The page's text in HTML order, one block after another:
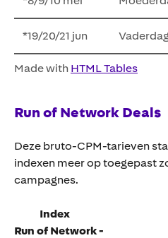
*19/20/21 jun
Made with HTML Tables
Run of Network Deals
Deze bruto-CPM-tarieven
indexen meer op toegepast
campagnes.
Index
Run of